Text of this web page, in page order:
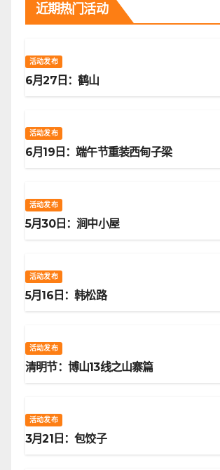
近期热门活动
活动发布
6月27日：鹤山
活动发布
6月19日：端午节重装西甸子梁
活动发布
5月30日：涧中小屋
活动发布
5月16日：韩松路
活动发布
清明节：博山13线之山寨篇
活动发布
3月21日：包饺子